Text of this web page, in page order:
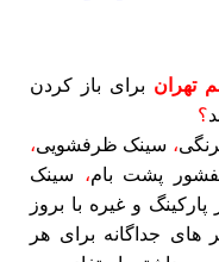
برای باز کردن
،سینک ظرفشویی،
پشت بام،سینک
و غیره با بروز
جداگانه برای هر